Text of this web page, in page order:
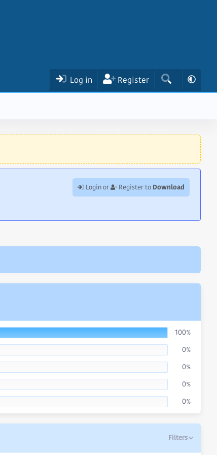
Log in Register
Login or Register to Download
100%
0%
0%
0%
0%
Filters